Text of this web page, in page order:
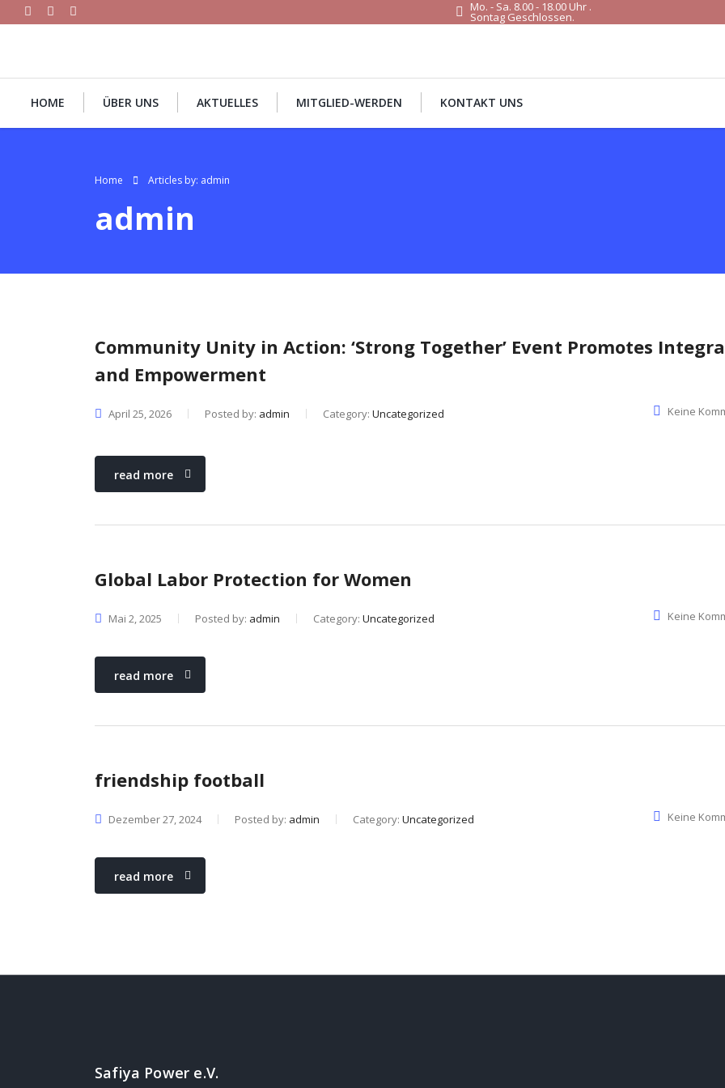
Mo. - Sa. 8.00 - 18.00 Uhr .
Sontag Geschlossen.
HOME ÜBER UNS AKTUELLES MITGLIED-WERDEN KONTAKT UNS
Home Articles by: admin
admin
Community Unity in Action: ‘Strong Together’ Event Promotes
and Empowerment
April 25, 2026 Posted by: admin Category: Uncategorized Keine
read more
Global Labor Protection for Women
Mai 2, 2025 Posted by: admin Category: Uncategorized Keine
read more
friendship football
Dezember 27, 2024 Posted by: admin Category: Uncategorized Keine
read more
Safiya Power e.V.